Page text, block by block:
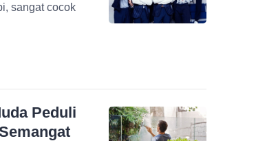
sangat cocok
Peduli